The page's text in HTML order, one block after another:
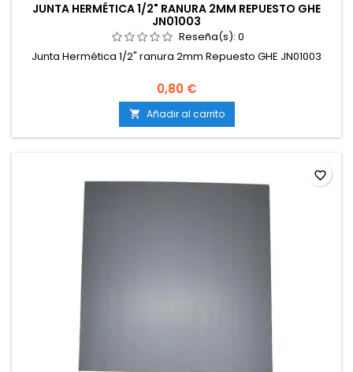
JUNTA HERMÉTICA 1/2" RANURA 2MM REPUESTO GHE
JN01003
Reseña(s): 0
Junta Hermética 1/2" ranura 2mm Repuesto GHE JN01003
0,80 €
 Añadir al carrito
favorite_border